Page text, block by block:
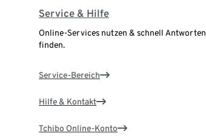
Service & Hilfe
Online-Services nutzen & schnell Antworten
finden.
Service-Bereich
Hilfe & Kontakt
Tchibo Online-Konto